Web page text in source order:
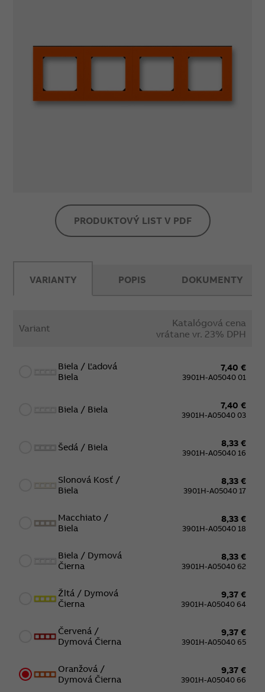
PRODUKTOVÝ LIST V PDF
VARIANTY
Variant
Katalógová cena
vrátane vr. 23% DPH
Biela / Ľadová
Biela
7,40 €
3901H-A05040 01
Biela / Biela 7,40 €
3901H-A05040 03
Šedá / Biela 8,33 €
3901H-A05040 16
Slonová Kosť /
Biela
8,33 €
3901H-A05040 17
Macchiato /
Biela
8,33 €
3901H-A05040 18
Biela / Dymová
Čierna
8,33 €
3901H-A05040 62
Žltá / Dymová
Čierna
9,37 €
3901H-A05040 64
Červená /
Dymová Čierna
9,37 €
3901H-A05040 65
Oranžová /
Dymová Čierna
9,37 €
3901H-A05040 66
POPIS DOKUMENTY